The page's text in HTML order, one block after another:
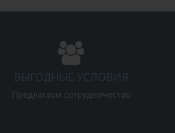
ВЫГОДНЫЕ УСЛОВИЯ
Предлагаем сотрудничество